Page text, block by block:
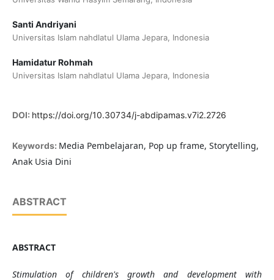
Santi Andriyani
Universitas Islam nahdlatul Ulama Jepara, Indonesia
Hamidatur Rohmah
Universitas Islam nahdlatul Ulama Jepara, Indonesia
DOI: https://doi.org/10.30734/j-abdipamas.v7i2.2726
Keywords: Media Pembelajaran, Pop up frame, Storytelling,
Anak Usia Dini
ABSTRACT
ABSTRACT
Stimulation of children's growth and development with